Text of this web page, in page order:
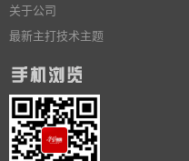
关于公司
最新主打技术主题